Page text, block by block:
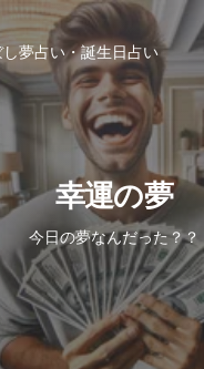
夢占い・誕生日占い
幸運の夢
今日の夢なんだった？？